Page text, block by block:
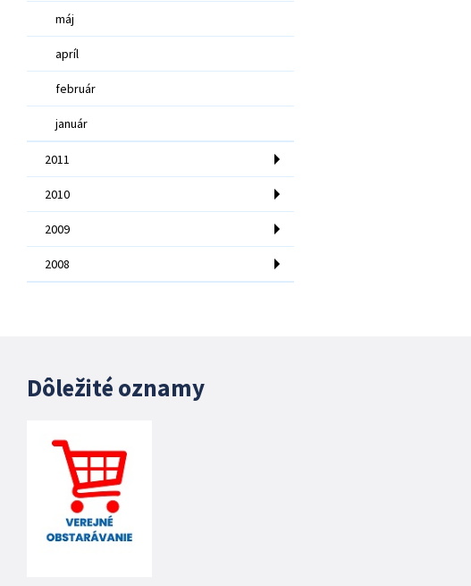
máj
apríl
február
január
2011
2010
2009
2008
Dôležité oznamy